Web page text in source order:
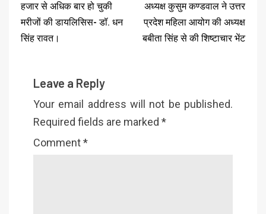
हजार से अधिक बार हो चुकी
मरीजों की डायलिसिस- डॉ. धन
सिंह रावत।
अध्यक्ष कुसुम कण्डवाल ने उत्तर
प्रदेश महिला आयोग की अध्यक्ष
बबीता सिंह से की शिष्टाचार भेंट
Leave a Reply
Your email address will not be published.
Required fields are marked *
Comment*